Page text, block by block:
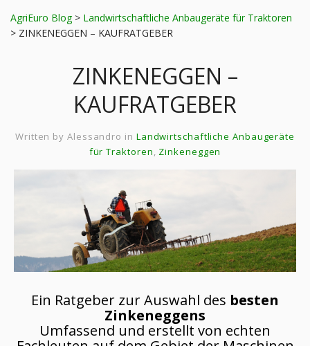
AgriEuro Blog> Landwirtschaftliche Anbaugeräte für Traktoren
> ZINKENEGGEN – KAUFRATGEBER
ZINKENEGGEN –
KAUFRATGEBER
Written byAlessandro in Landwirtschaftliche Anbaugeräte
für Traktoren, Zinkeneggen
Ein Ratgeber zur Auswahl des besten
Zinkeneggens
Umfassend und erstellt von echten